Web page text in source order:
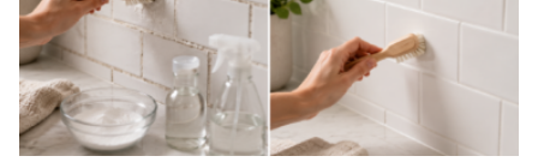
https://www.ncbi.nlm.nih.gov/books/NBK554406/
Gafoor, R., Booth, H. P., & Gulliford, M. C. (2018).
Antidepressant utilisation and incidence of weight gain
during 10 years' follow-up: population based cohort study.
BMJ (Clinical Research ed.), 361, k1951.